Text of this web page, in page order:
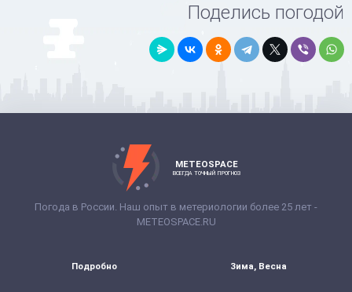
Поделись погодой
METEOSPACE
ВСЕГДА ТОЧНЫЙ ПРОГНОЗ
Погода в России. Наш опыт в метериологии более 25 лет -
METEOSPACE.RU
Подробно Зима, Весна